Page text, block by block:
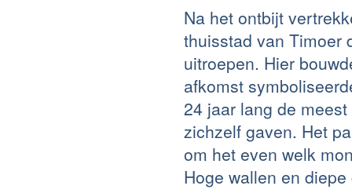
Na het ontbijt
thuisstad van Timoer
uitroepen. Hier
afkomst
24 jaar lang de
zichzelf gaven. Het
om het even welk
Hoge wallen en